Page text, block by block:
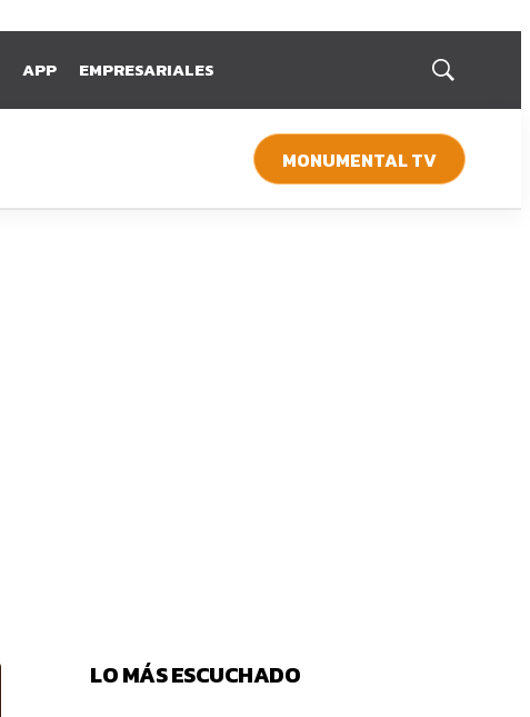
APP EMPRESARIALES
Mostrar
MONUMENTAL TV
LO MÁS ESCUCHADO